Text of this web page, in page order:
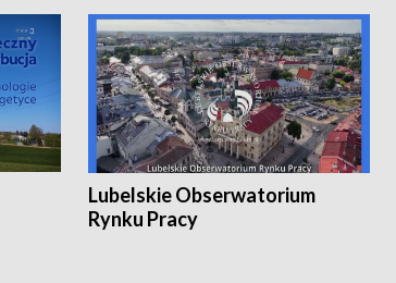
Lubelskie Obserwatorium
Rynku Pracy